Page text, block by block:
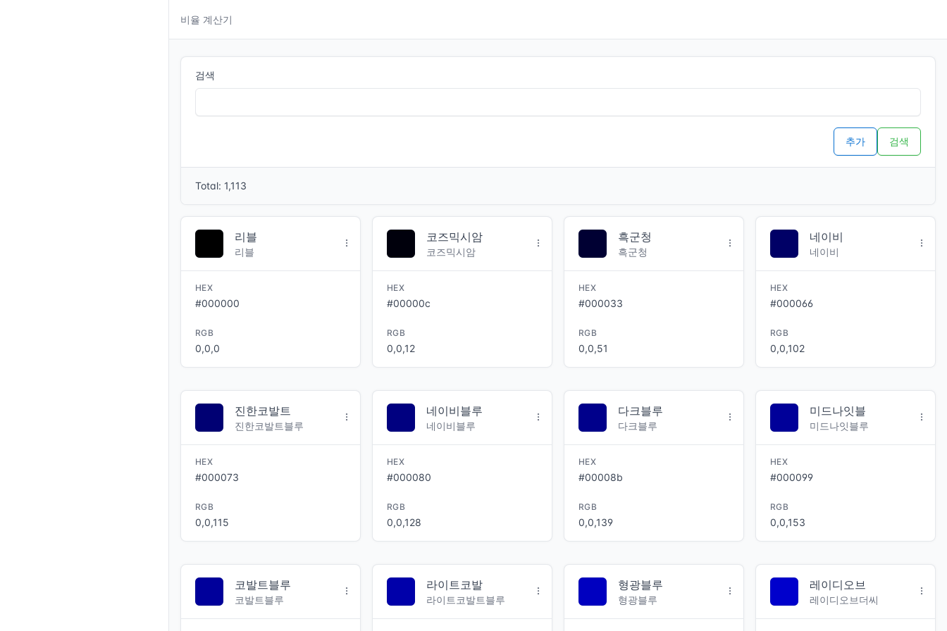
비율 계산기
검색
추가 검색
Total: 1,113
리블
리블
HEX
#000000
RGB
0,0,0
코즈믹시암
코즈믹시암
HEX
#00000c
RGB
0,0,12
흑군청
흑군청
HEX
#000033
RGB
0,0,51
네이비
네이비
HEX
#000066
RGB
0,0,102
진한코발트
진한코발트블루
HEX
#000073
RGB
0,0,115
네이비블루
네이비블루
HEX
#000080
RGB
0,0,128
다크블루
다크블루
HEX
#00008b
RGB
0,0,139
미드나잇블
미드나잇블루
HEX
#000099
RGB
0,0,153
코발트블루
코발트블루
라이트코발
라이트코발트블루
형광블루
형광블루
레이디오브
레이디오브더씨